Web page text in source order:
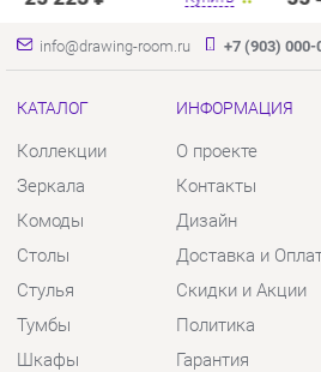
Столы
Шкафы
Комплектующие
Доставка и Оплата
Гарантия
Помощь
КОНТАКТЫ
Шоурум и склад самовывоза
Адрес: г. Екатеринбург, пер.
Базовый, 47